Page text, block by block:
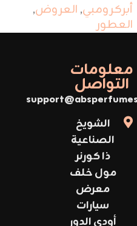
أبركرومبي, العروض,
العطور
معلومات
التواصل
الشويخ
الصناعية
ذا كورنر
مول خلف
معرض
سيارات
أودي الدور